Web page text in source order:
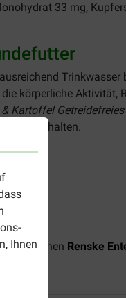
Ihnen
33 mg,
Trinkwasser
körperliche Aktivität,
Kartoffel
halten.
wir Ihnen Renske